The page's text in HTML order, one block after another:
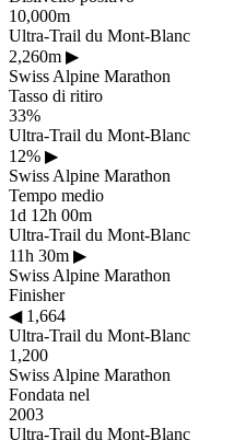
10,000m
Ultra-Trail du Mont-Blanc
2,260m ▶
Swiss Alpine Marathon
Tasso di ritiro
33%
Ultra-Trail du Mont-Blanc
12% ▶
Swiss Alpine Marathon
Tempo medio
1d 12h 00m
Ultra-Trail du Mont-Blanc
11h 30m ▶
Swiss Alpine Marathon
Finisher
◀1,664
Ultra-Trail du Mont-Blanc
1,200
Swiss Alpine Marathon
Fondata nel
2003
Ultra-Trail du Mont-Blanc